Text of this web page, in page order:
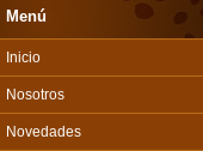
Menú
Inicio
Nosotros
Novedades